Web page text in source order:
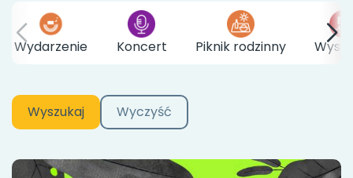
Wydarzenie Koncert Piknik rodzinny
Wyszukaj Wyczyść